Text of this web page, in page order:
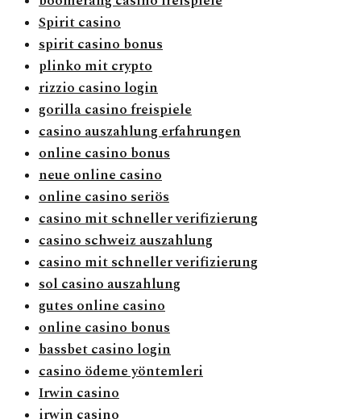
Spirit casino
spirit casino bonus
plinko mit crypto
rizzio casino login
gorilla casino freispiele
casino auszahlung erfahrungen
online casino bonus
neue online casino
online casino seriös
casino mit schneller verifizierung
casino schweiz auszahlung
casino mit schneller verifizierung
sol casino auszahlung
gutes online casino
online casino bonus
bassbet casino login
casino ödeme yöntemleri
Irwin casino